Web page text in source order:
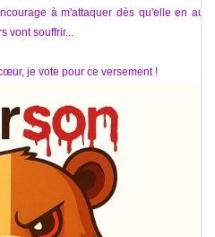
à m'attaquer dès qu'elle en aura
vont souffrir...
je vote pour ce versement !